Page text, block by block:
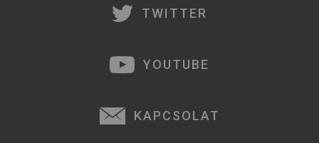
TWITTER
YOUTUBE
KAPCSOLAT